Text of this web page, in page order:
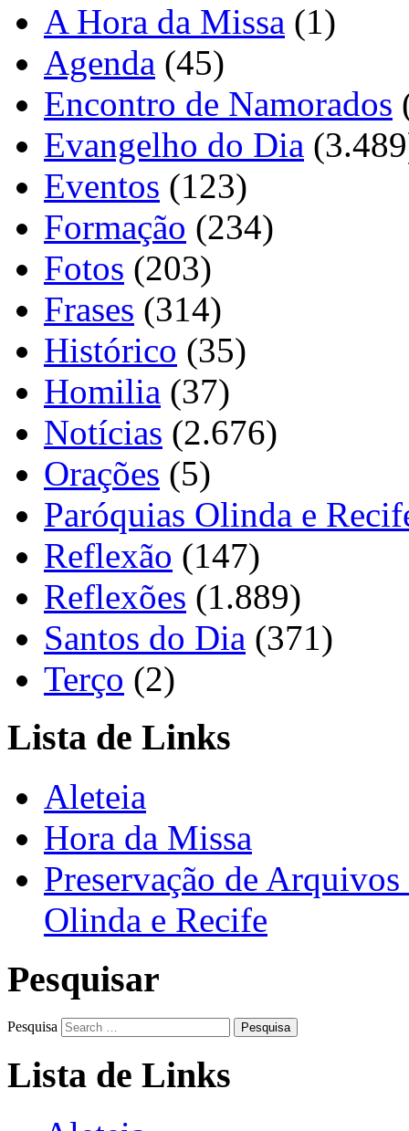
A Hora da Missa (1)
Agenda (45)
Encontro de Namorados
Evangelho do Dia
Eventos (123)
Formação (234)
Fotos (203)
Frases (314)
Histórico (35)
Homilia (37)
Notícias (2.676)
Orações (5)
Paróquias Olinda e
Reflexão (147)
Reflexões (1.889)
Santos do Dia (371)
Terço (2)
Lista de Links
Aleteia
Hora da Missa
Preservação de
Olinda e Recife
Pesquisar
Pesquisa
Lista de Links